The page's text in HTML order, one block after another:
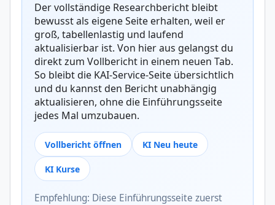
Der vollständige Researchbericht bleibt
bewusst als eigene Seite erhalten, weil er
groß, tabellenlastig und laufend
aktualisierbar ist. Von hier aus gelangst du
direkt zum Vollbericht in einem neuen Tab.
So bleibt die KAI-Service-Seite übersichtlich
und du kannst den Bericht unabhängig
aktualisieren, ohne die Einführungsseite
jedes Mal umzubauen.
Vollbericht öffnen KI Neu heute
KI Kurse
Empfehlung: Diese Einführungsseite zuerst